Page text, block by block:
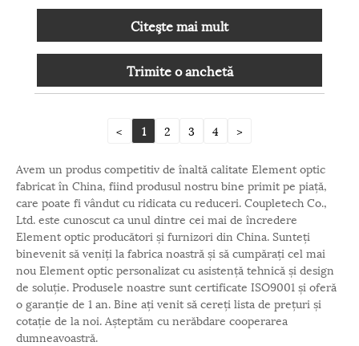
Citeşte mai mult
Trimite o anchetă
< 1 2 3 4 >
Avem un produs competitiv de înaltă calitate Element optic
fabricat în China, fiind produsul nostru bine primit pe piață,
care poate fi vândut cu ridicata cu reduceri. Coupletech Co.,
Ltd. este cunoscut ca unul dintre cei mai de încredere
Element optic producători și furnizori din China. Sunteți
binevenit să veniți la fabrica noastră și să cumpărați cel mai
nou Element optic personalizat cu asistență tehnică și design
de soluție. Produsele noastre sunt certificate ISO9001 și oferă
o garanție de 1 an. Bine ați venit să cereți lista de prețuri și
cotație de la noi. Așteptăm cu nerăbdare cooperarea
dumneavoastră.